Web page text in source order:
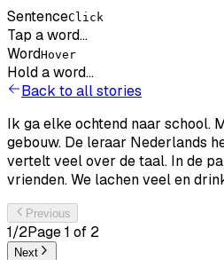
SentenceClick
Tap a word...
WordHover
Hold a word...
Back to all stories
Ik gaelkeochtend naar school.
gebouw. De leraar Nederlands
verteltveelover detaal. Inde
vrienden.We lachenveelen
Previous
1/2Page1 of 2
Next